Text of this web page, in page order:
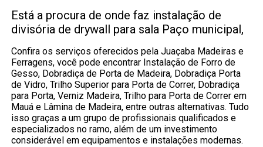
Está a procura de onde faz instalação de
divisória de drywall para sala Paço municipal,
Confira os serviços oferecidos pela Juaçaba Madeiras e
Ferragens, você pode encontrar Instalação de Forro de
Gesso, Dobradiça de Porta de Madeira, Dobradiça Porta
de Vidro, Trilho Superior para Porta de Correr, Dobradiça
para Porta, Verniz Madeira, Trilho para Porta de Correr em
Mauá e Lâmina de Madeira, entre outras alternativas. Tudo
isso graças a um grupo de profissionais qualificados e
especializados no ramo, além de um investimento
considerável em equipamentos e instalações modernas.